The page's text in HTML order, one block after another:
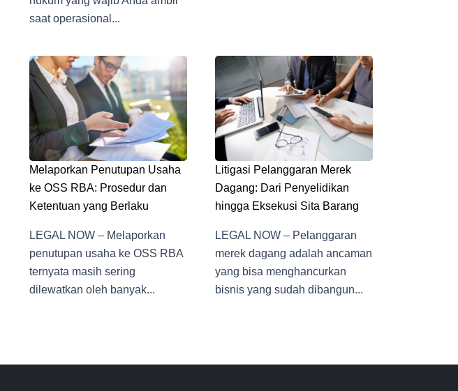
saat operasional...
Melaporkan Penutupan Usaha
ke OSS RBA: Prosedur dan
Ketentuan yang Berlaku
LEGAL NOW – Melaporkan
penutupan usaha ke OSS RBA
ternyata masih sering
dilewatkan oleh banyak...
Litigasi Pelanggaran Merek
Dagang: Dari Penyelidikan
hingga Eksekusi Sita Barang
LEGAL NOW – Pelanggaran
merek dagang adalah ancaman
yang bisa menghancurkan
bisnis yang sudah dibangun...